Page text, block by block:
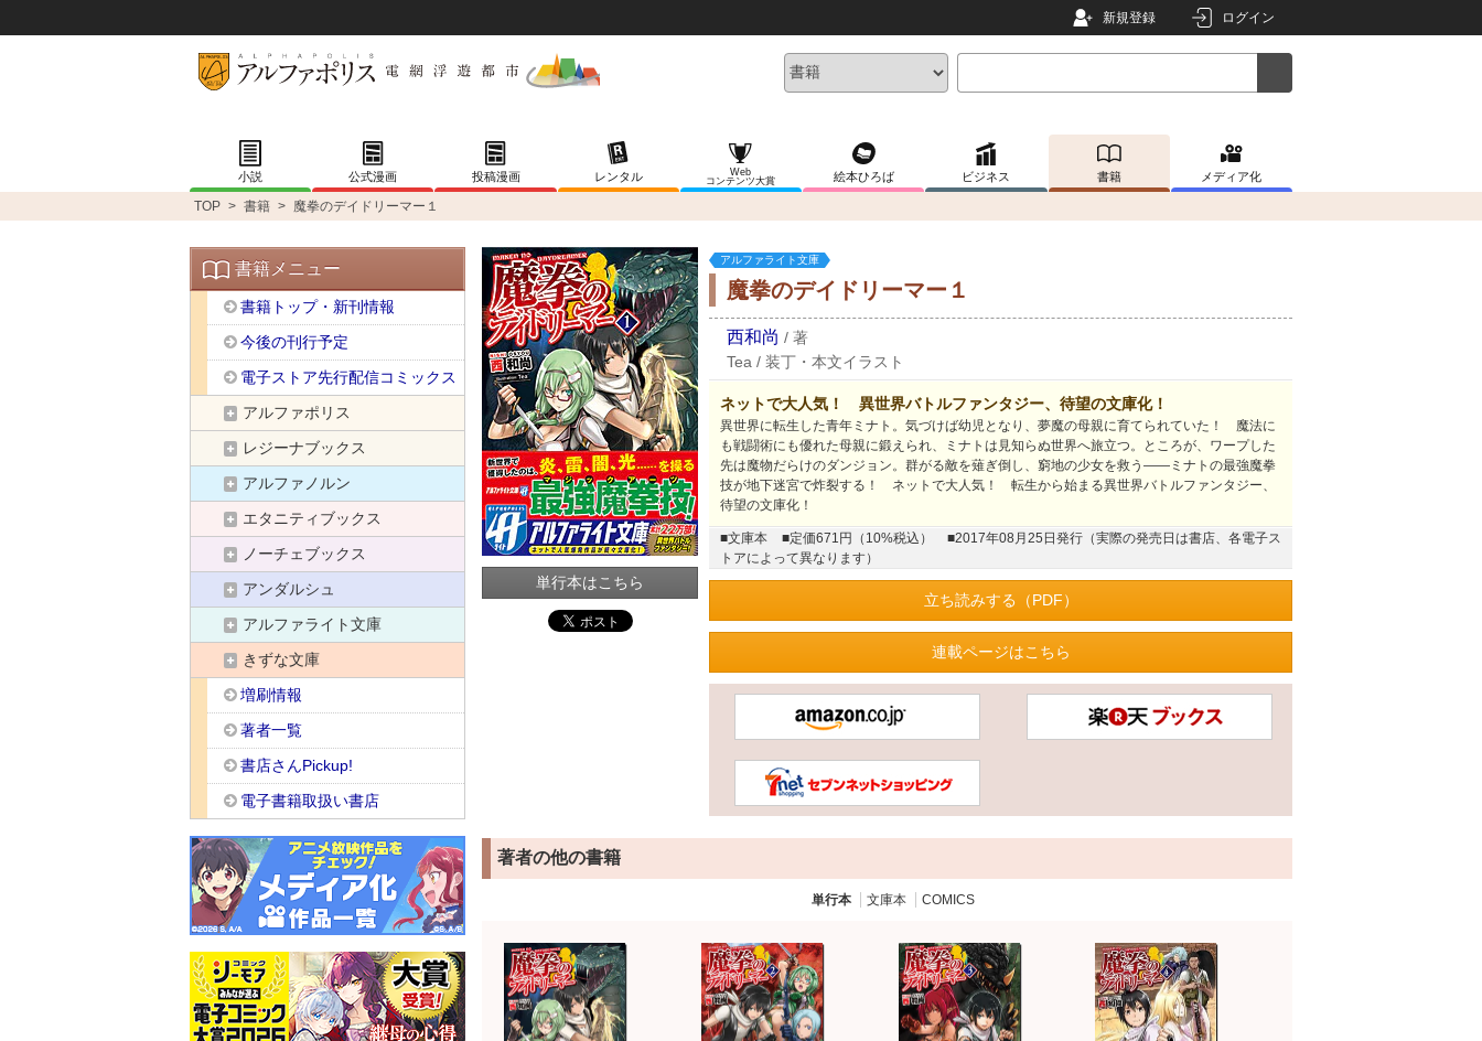
新規登録 ログイン
小説 公式漫画 投稿漫画 レンタル
Web
コンテンツ大賞
絵本ひろば ビジネス 書籍 メディア化
TOP > 書籍 > 魔拳のデイドリーマー１
単行本はこちら
アルファライト文庫
魔拳のデイドリーマー１
西和尚 / 著
Tea / 装丁・本文イラスト
ネットで大人気！ 異世界バトルファンタジー、待望の文庫化！
異世界に転生した青年ミナト。気づけば幼児となり、夢魔の母親に育てられていた！ 魔法に
も戦闘術にも優れた母親に鍛えられ、ミナトは見知らぬ世界へ旅立つ。ところが、ワープした
先は魔物だらけのダンジョン。群がる敵を薙ぎ倒し、窮地の少女を救う――ミナトの最強魔拳
技が地下迷宮で炸裂する！ ネットで大人気！ 転生から始まる異世界バトルファンタジー、
待望の文庫化！
■文庫本 ■定価671円（10%税込）
■2017年08月25日発行（実際の発売日は書店、各電子ス
トアによって異なります）
立ち読みする（PDF）
連載ページはこちら
著者の他の書籍
単行本 文庫本 COMICS
書籍メニュー
書籍トップ・新刊情報
今後の刊行予定
電子ストア先行配信コミックス
アルファポリス
レジーナブックス
アルファノルン
エタニティブックス
ノーチェブックス
アンダルシュ
アルファライト文庫
きずな文庫
増刷情報
著者一覧
書店さんPickup!
電子書籍取扱い書店